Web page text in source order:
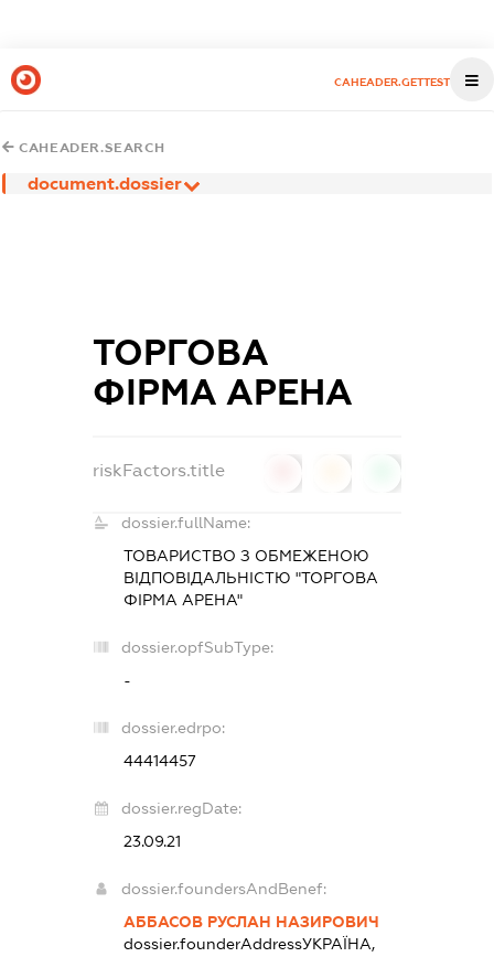
CAHEADER.GETTEST
CAHEADER.SEARCH
document.dossier
ТОРГОВА
ФІРМА АРЕНА
riskFactors.title
dossier.fullName:
ТОВАРИСТВО З ОБМЕЖЕНОЮ
ВІДПОВІДАЛЬНІСТЮ "ТОРГОВА
ФІРМА АРЕНА"
dossier.opfSubType:
-
dossier.edrpo:
44414457
dossier.regDate:
23.09.21
dossier.foundersAndBenef:
АББАСОВ РУСЛАН НАЗИРОВИЧ
dossier.founderAddressУКРАЇНА,